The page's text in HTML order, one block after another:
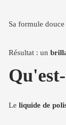
Sa formule
Résultat : un
Le liquide de